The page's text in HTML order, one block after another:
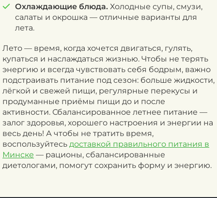
Охлаждающие блюда. Холодные супы, смузи,
салаты и окрошка — отличные варианты для
лета.
Лето — время, когда хочется двигаться, гулять,
купаться и наслаждаться жизнью. Чтобы не терять
энергию и всегда чувствовать себя бодрым, важно
подстраивать питание под сезон: больше жидкости,
лёгкой и свежей пищи, регулярные перекусы и
продуманные приёмы пищи до и после
активности. Сбалансированное летнее питание —
залог здоровья, хорошего настроения и энергии на
весь день! А чтобы не тратить время,
воспользуйтесь доставкой правильного питания в
Минске — рационы, сбалансированные
диетологами, помогут сохранить форму и энергию.